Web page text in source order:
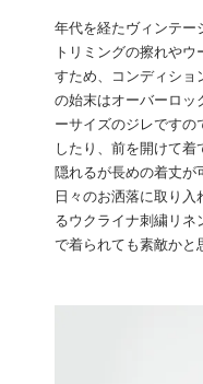
年代を経たヴィンテー
トリミングの擦れや
すため、コンディシ
の始末はオーバーロッ
ーサイズのジレですの
したり、前を開けて
隠れるが長めの着丈が
日々のお洒落に取り
るウクライナ刺繍リネ
で着られても素敵かと